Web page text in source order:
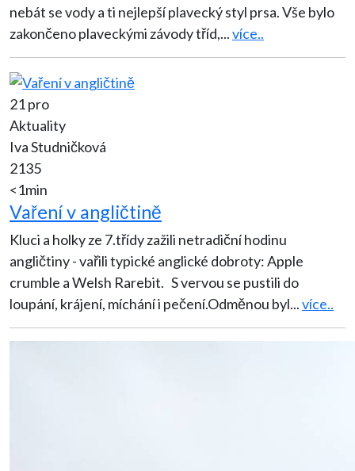
nebát se vody a ti nejlepší plavecký styl prsa. Vše bylo
zakončeno plaveckými závody tříd,...více..
21 pro
Aktuality
Iva Studničková
2135
<1min
Vaření v angličtině
Kluci a holky ze 7.třídy zažili netradiční hodinu
angličtiny - vařili typické anglické dobroty: Apple
crumble a Welsh Rarebit. S vervou se pustili do
loupání, krájení, míchání i pečení.Odměnou byl...více..